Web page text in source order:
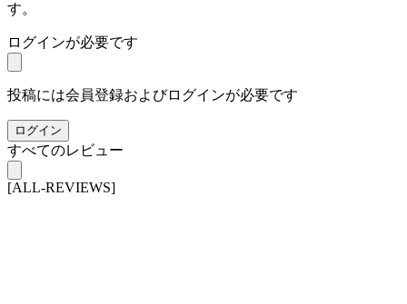
す。
ログインが必要です
投稿には会員登録およびログインが必要です
ログイン
すべてのレビュー
[ALL-REVIEWS]